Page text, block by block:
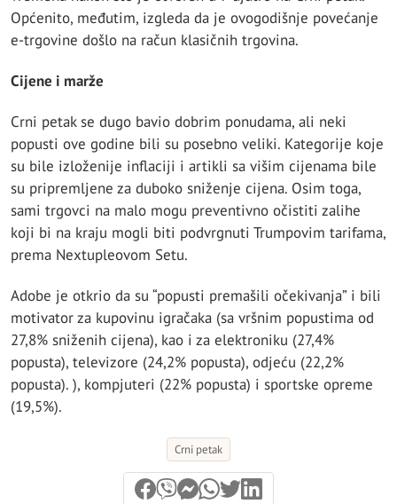
Općenito, međutim, izgleda da je ovogodišnje povećanje
e-trgovine došlo na račun klasičnih trgovina.
Cijene i marže
Crni petak se dugo bavio dobrim ponudama, ali neki
popusti ove godine bili su posebno veliki. Kategorije koje
su bile izloženije inflaciji i artikli sa višim cijenama bile
su pripremljene za duboko sniženje cijena. Osim toga,
sami trgovci na malo mogu preventivno očistiti zalihe
koji bi na kraju mogli biti podvrgnuti Trumpovim tarifama,
prema Nextupleovom Setu.
Adobe je otkrio da su “popusti premašili očekivanja” i bili
motivator za kupovinu igračaka (sa vršnim popustima od
27,8% sniženih cijena), kao i za elektroniku (27,4%
popusta), televizore (24,2% popusta), odjeću (22,2%
popusta). ), kompjuteri (22% popusta) i sportske opreme
(19,5%).
Crni petak